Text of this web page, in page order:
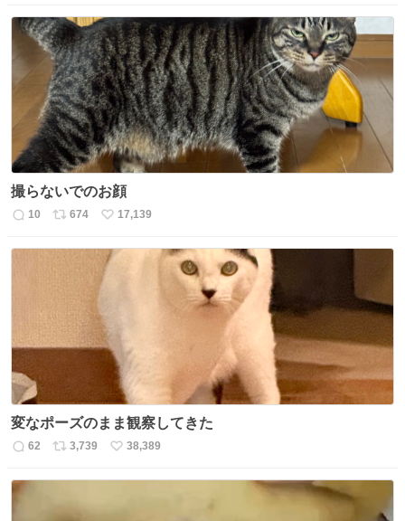
数
ス
ト
数
ね
数
撮らないでのお顔
返
10
リ
ス
数
674
い
ね
数
17,139
変なポーズのまま観察してきた
返
数
62
リ
3,739
い
38,389